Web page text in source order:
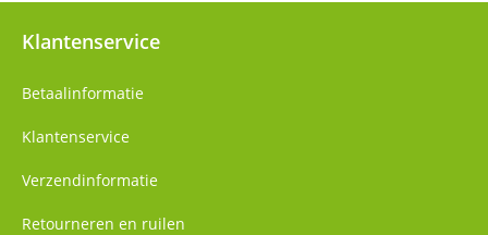
Klantenservice
Betaalinformatie
Klantenservice
Verzendinformatie
Retourneren en ruilen